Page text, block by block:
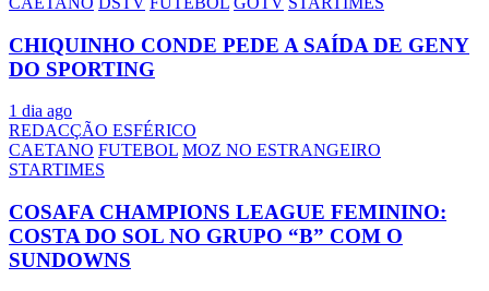
CHIQUINHO CONDE PEDE A SAÍDA DE GENY
DO SPORTING
1 dia ago
REDACÇÃO ESFÉRICO
CAETANO FUTEBOL MOZ NO ESTRANGEIRO
STARTIMES
COSAFA CHAMPIONS LEAGUE FEMININO:
COSTA DO SOL NO GRUPO “B” COM O
SUNDOWNS